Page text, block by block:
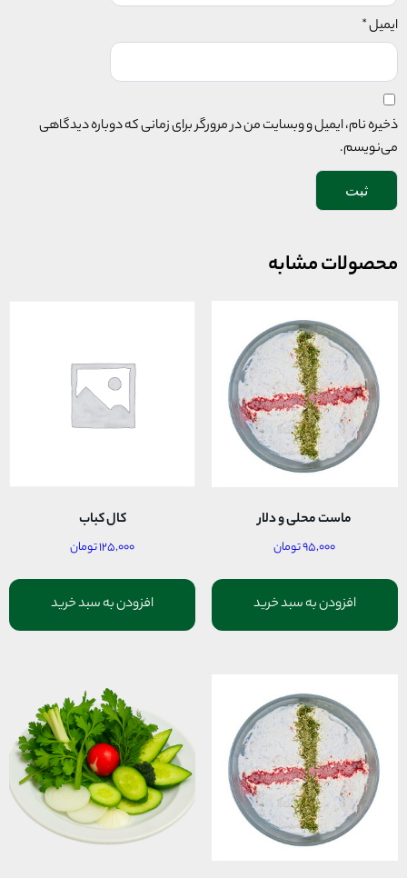
ایمیل*
ذخیره نام، ایمیل و وبسایت من در مرورگر برای زمانی که دوباره دیدگاهی
می‌نویسم.
محصولات مشابه
ماست محلی و دلار
۹۵,۰۰۰تومان
افزودن به سبد خرید
کال کباب
۱۲۵,۰۰۰تومان
افزودن به سبد خرید